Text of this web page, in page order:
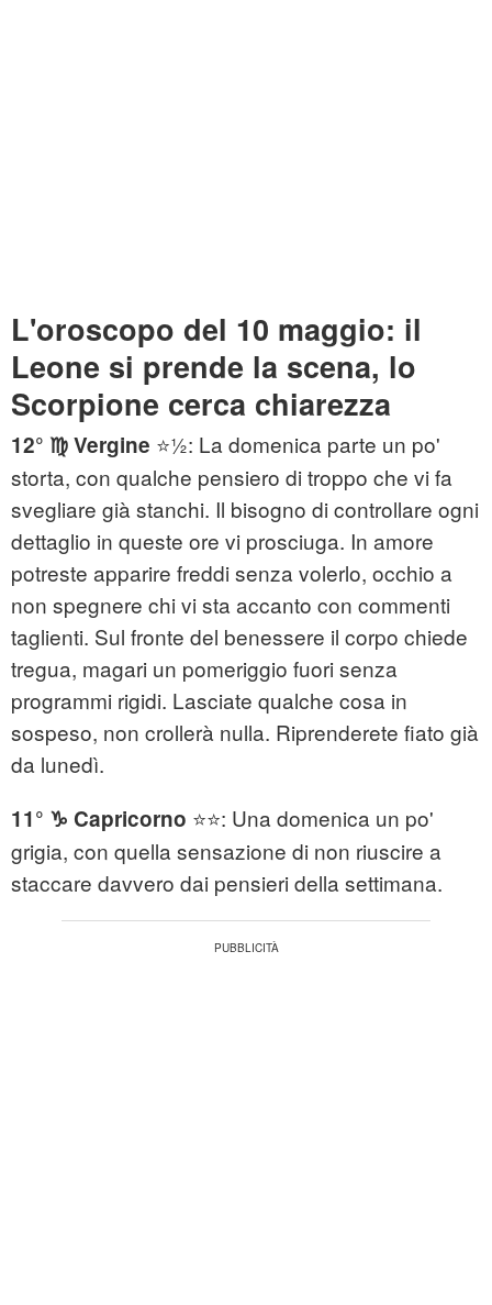
L'oroscopo del 10 maggio: il
Leone si prende la scena, lo
Scorpione cerca chiarezza
12° ♍ Vergine ⭐½: La domenica parte un po'
storta, con qualche pensiero di troppo che vi fa
svegliare già stanchi. Il bisogno di controllare ogni
dettaglio in queste ore vi prosciuga. In amore
potreste apparire freddi senza volerlo, occhio a
non spegnere chi vi sta accanto con commenti
taglienti. Sul fronte del benessere il corpo chiede
tregua, magari un pomeriggio fuori senza
programmi rigidi. Lasciate qualche cosa in
sospeso, non crollerà nulla. Riprenderete fiato già
da lunedì.
11° ♑ Capricorno ⭐⭐: Una domenica un po'
grigia, con quella sensazione di non riuscire a
staccare davvero dai pensieri della settimana.